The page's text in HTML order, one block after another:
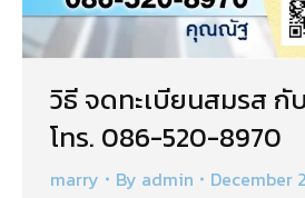
วิธี จดทะเบียนสมรส กั
โทร. 086-520-8970
marry By admin December